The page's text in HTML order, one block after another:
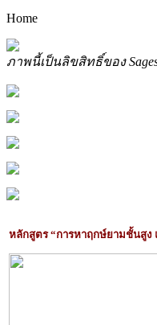
Home
ภาพนี้เป็นลิขสิทธิ์ของ
หลักสูตร “การหาฤกษ์ยามชั้นสูง